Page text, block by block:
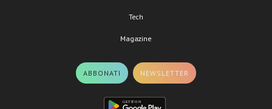
Tech
Magazine
ABBONATI NEWSLETTER